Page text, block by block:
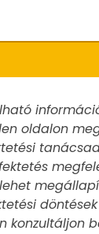
oldalon
konzultáljon